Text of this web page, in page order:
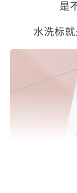
是
水洗标